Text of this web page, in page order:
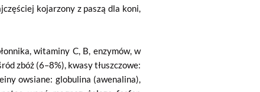
kojarzony z paszą dla koni,
witaminy C, B, enzymów, w
zbóż (6–8%), kwasy tłuszczowe:
owsiane: globulina (awenalina),